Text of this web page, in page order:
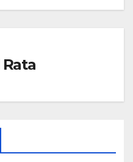
Rata